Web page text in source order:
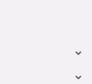
keyboard_arrow_down
keyboard_arrow_down